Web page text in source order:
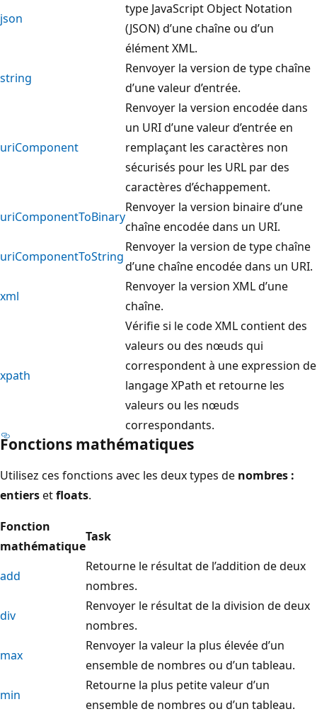
json
type JavaScript Object Notation
(JSON) d’une chaîne ou d’un
élément XML.
string
Renvoyer la version de type chaîne
d’une valeur d’entrée.
uriComponent
Renvoyer la version encodée dans
un URI d’une valeur d’entrée en
remplaçant les caractères non
sécurisés pour les URL par des
caractères d’échappement.
uriComponentToBinary
Renvoyer la version binaire d’une
chaîne encodée dans un URI.
uriComponentToString
Renvoyer la version de type chaîne
d’une chaîne encodée dans un URI.
xml
Renvoyer la version XML d’une
chaîne.
xpath
Vérifie si le code XML contient des
valeurs ou des nœuds qui
correspondent à une expression de
langage XPath et retourne les
valeurs ou les nœuds
correspondants.
Fonctions mathématiques
Utilisez ces fonctions avec les deux types de nombres :
entiersetfloats.
Fonction
mathématique
Task
add
Retourne le résultat de l’addition de deux
nombres.
div
Renvoyer le résultat de la division de deux
nombres.
max
Renvoyer la valeur la plus élevée d’un
ensemble de nombres ou d’un tableau.
min
Retourne la plus petite valeur d’un
ensemble de nombres ou d’un tableau.